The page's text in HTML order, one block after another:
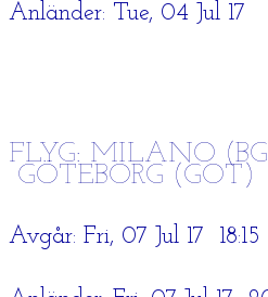
Anländer: Tue, 04 Jul 17
FLYG: MILANO
GÖTEBORG (GOT)
Avgår: Fri, 07 Jul 17 18:15